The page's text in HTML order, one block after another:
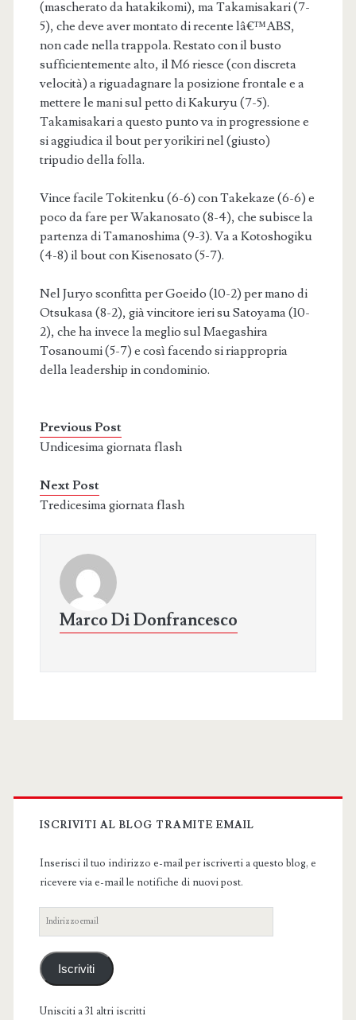
(mascherato da hatakikomi), ma Takamisakari (7-
5), che deve aver montato di recente lâ€™ABS,
non cade nella trappola. Restato con il busto
sufficientemente alto, il M6 riesce (con discreta
velocità) a riguadagnare la posizione frontale e a
mettere le mani sul petto di Kakuryu (7-5).
Takamisakari a questo punto va in progressione e
si aggiudica il bout per yorikiri nel (giusto)
tripudio della folla.
Vince facile Tokitenku (6-6) con Takekaze (6-6) e
poco da fare per Wakanosato (8-4), che subisce la
partenza di Tamanoshima (9-3). Va a Kotoshogiku
(4-8) il bout con Kisenosato (5-7).
Nel Juryo sconfitta per Goeido (10-2) per mano di
Otsukasa (8-2), già vincitore ieri su Satoyama (10-
2), che ha invece la meglio sul Maegashira
Tosanoumi (5-7) e così facendo si riappropria
della leadership in condominio.
Previous Post
Undicesima giornata flash
Next Post
Tredicesima giornata flash
Marco Di Donfrancesco
Primary
Sidebar
ISCRIVITI AL BLOG TRAMITE EMAIL
Inserisci il tuo indirizzo e-mail per iscriverti a questo blog, e
ricevere via e-mail le notifiche di nuovi post.
Indirizzo
email
Iscriviti
Unisciti a 31 altri iscritti